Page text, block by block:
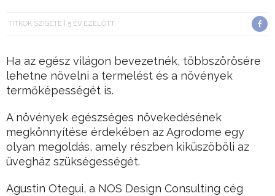
TITKOK SZIGETE 5 ÉV EZELŐTT
Ha az egész világon bevezetnék, többszörösére
lehetne növelni a termelést és a növények
termőképességét is.
A növények egészséges növekedésének
megkönnyítése érdekében az Agrodome egy
olyan megoldás, amely részben kiküszöböli az
üvegház szükségességét.
Agustin Otegui, a NOS Design Consulting cég